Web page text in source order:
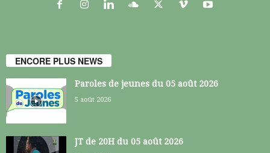
ENCORE PLUS NEWS
Paroles de jeunes du 05 août 2026
5 août 2026
JT de 20H du 05 août 2026